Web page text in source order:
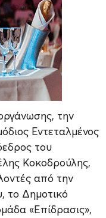
την
Εντεταλμένος
του
Κοκοδρούλης,
από την
το Δημοτικό
«Επίδρασις»,